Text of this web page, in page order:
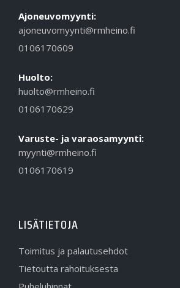
Ajoneuvomyynti:
ajoneuvomyynti@rmheino.fi
0106170609
Huolto:
huolto@rmheino.fi
0106170629
Varuste- ja varaosamyynti:
myynti@rmheino.fi
0106170619
LISÄTIETOJA
Toimitus ja palautusehdot
Tietoutta rahoituksesta